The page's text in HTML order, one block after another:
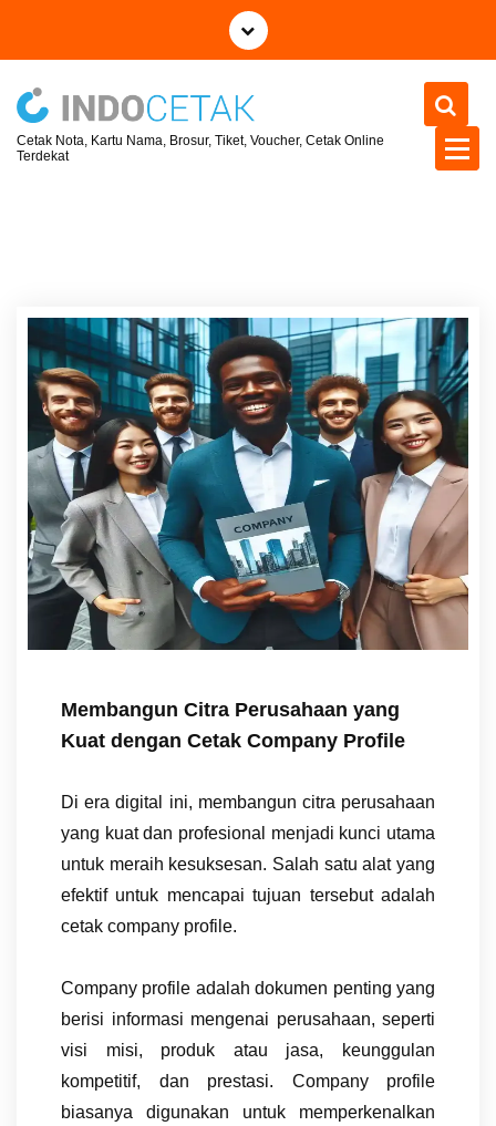
i
Cetak Nota, Kartu Nama, Brosur, Tiket, Voucher, Cetak Online
Terdekat
Membangun Citra Perusahaan yang
Kuat dengan Cetak Company Profile
Di era digital ini, membangun citra perusahaan
yang kuat dan profesional menjadi kunci utama
untuk meraih kesuksesan. Salah satu alat yang
efektif untuk mencapai tujuan tersebut adalah
cetak company profile.
Company profile adalah dokumen penting yang
berisi informasi mengenai perusahaan, seperti
visi misi, produk atau jasa, keunggulan
kompetitif, dan prestasi. Company profile
biasanya digunakan untuk memperkenalkan